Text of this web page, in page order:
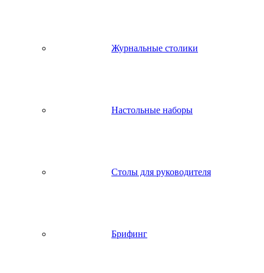
Журнальные столики
Настольные наборы
Столы для руководителя
Брифинг